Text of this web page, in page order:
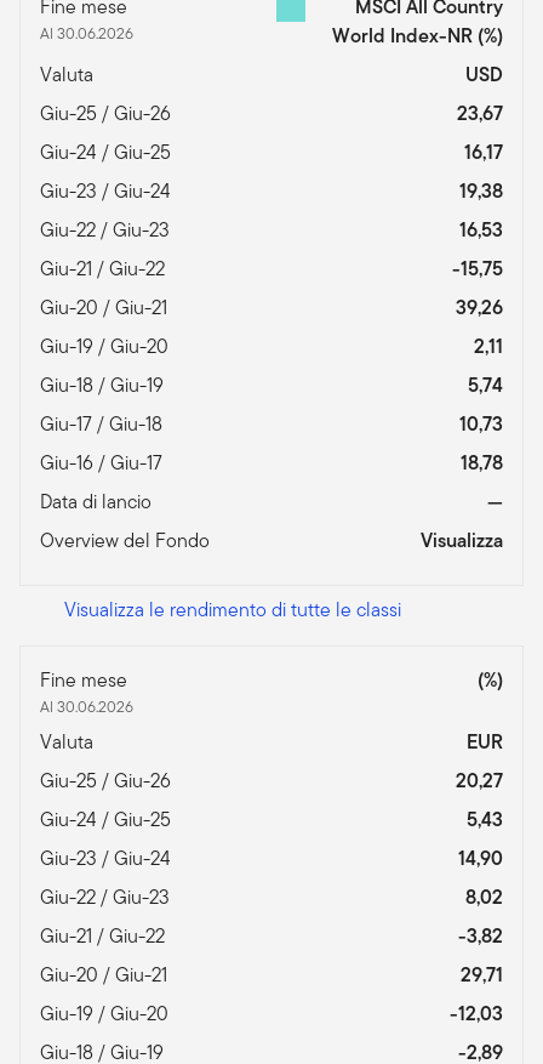
Fine mese
Al 30.06.2026
MSCI All Country
World Index-NR (%)
Valuta
USD
Giu-25 / Giu-26
23,67
Giu-24 / Giu-25
16,17
Giu-23 / Giu-24
19,38
Giu-22 / Giu-23
16,53
Giu-21 / Giu-22
-15,75
Giu-20 / Giu-21
39,26
Giu-19 / Giu-20
2,11
Giu-18 / Giu-19
5,74
Giu-17 / Giu-18
10,73
Giu-16 / Giu-17
18,78
Data di lancio
—
Overview del Fondo
Visualizza
Visualizza le rendimento di tutte le classi
Fine mese
Al 30.06.2026
(%)
Valuta
EUR
Giu-25 / Giu-26
20,27
Giu-24 / Giu-25
5,43
Giu-23 / Giu-24
14,90
Giu-22 / Giu-23
8,02
Giu-21 / Giu-22
-3,82
Giu-20 / Giu-21
29,71
Giu-19 / Giu-20
-12,03
Giu-18 / Giu-19
-2,89